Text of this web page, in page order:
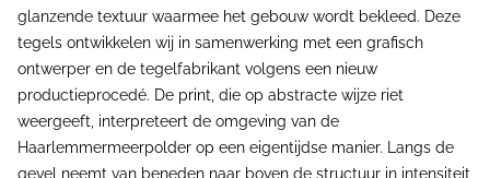
glanzende textuur waarmee het gebouw wordt bekleed. Deze
tegels ontwikkelen wij in samenwerking met een grafisch
ontwerper en de tegelfabrikant volgens een nieuw
productieprocedé. De print, die op abstracte wijze riet
weergeeft, interpreteert de omgeving van de
Haarlemmermeerpolder op een eigentijdse manier. Langs de
gevel neemt van beneden naar boven de structuur in intensiteit